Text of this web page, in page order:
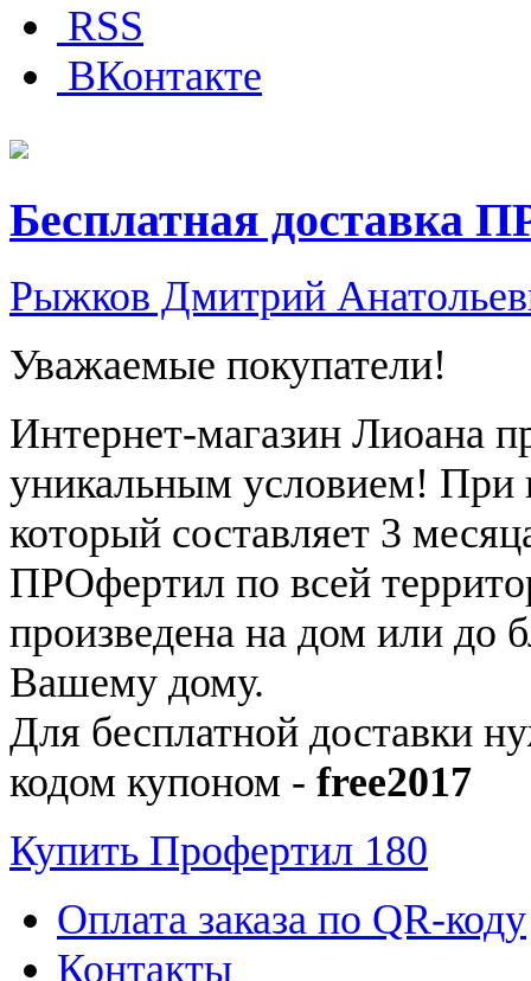
RSS
ВКонтакте
Бесплатная доставка
Рыжков Дмитрий
Уважаемые покупатели!
Интернет-магазин Лиоана
уникальным условием! При
который составляет 3
ПРОфертил по всей
произведена на дом или до
Вашему дому.
Для бесплатной доставки
кодом купоном - free2017
Купить Профертил 180
Оплата заказа по QR-коду
Контакты